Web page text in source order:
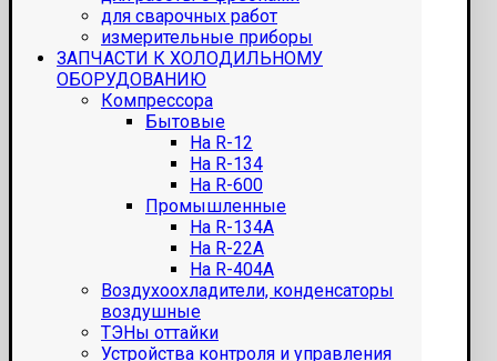
для сварочных работ
измерительные приборы
ЗАПЧАСТИ К ХОЛОДИЛЬНОМУ
ОБОРУДОВАНИЮ
Компрессора
Бытовые
На R-12
На R-134
На R-600
Промышленные
На R-134A
На R-22A
На R-404A
Воздухоохладители, конденсаторы
воздушные
ТЭНы оттайки
Устройства контроля и управления